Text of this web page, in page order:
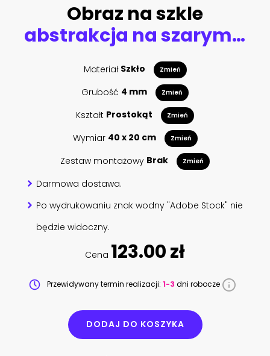
Obraz na szkle
abstrakcja na szarym tle
Materiał Szkło Zmień
Grubość 4 mm Zmień
Kształt Prostokąt Zmień
Wymiar 40 x 20 cm Zmień
Zestaw montażowy Brak Zmień
Darmowa dostawa.
Po wydrukowaniu znak wodny "Adobe Stock" nie
będzie widoczny.
Cena 123.00 zł
Przewidywany termin realizacji: 1-3 dni robocze
DODAJ DO KOSZYKA